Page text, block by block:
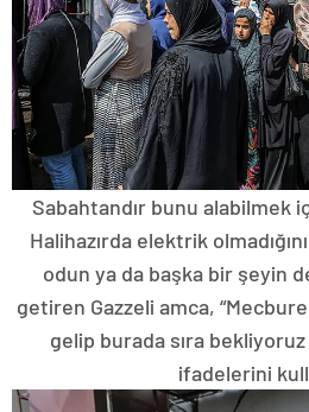
Sabahtandır bunu alabilmek
Halihazırda elektrik
odun ya da başka bir şeyin
getiren Gazzeli amca,
gelip burada sıra bekliyoruz
ifadelerini